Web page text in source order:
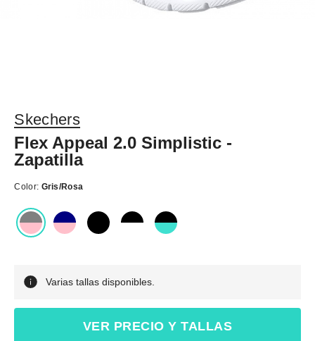
Skechers
Flex Appeal 2.0 Simplistic -
Zapatilla
Color: Gris/Rosa
Varias tallas disponibles.
VER PRECIO Y TALLAS